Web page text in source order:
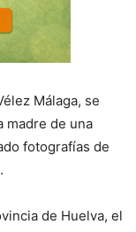
Málaga, se
madre de una
fotografías de
de Huelva, el